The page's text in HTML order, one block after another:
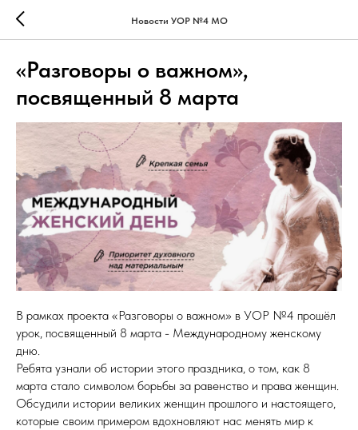
Новости УОР №4 МО
«Разговоры о важном»,
посвященный 8 марта
В рамках проекта «Разговоры о важном» в УОР №4 прошёл
урок, посвященный 8 марта - Международному женскому
дню.
Ребята узнали об истории этого праздника, о том, как 8
марта стало символом борьбы за равенство и права женщин.
Обсудили истории великих женщин прошлого и настоящего,
которые своим примером вдохновляют нас менять мир к